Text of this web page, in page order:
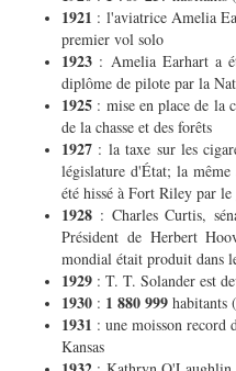
1921 : l'aviatrice Amelia
premier vol solo
1923 : Amelia Earhart a
diplôme de pilote par la
1925 : mise en place de la
de la chasse et des forêts
1927 : la taxe sur les
législature d'État; la même
été hissé à Fort Riley par
1928 : Charles Curtis,
Président de Herbert
mondial était produit dans
1929 : T. T. Solander est
1930 : 1 880 999 habitants
1931 : une moisson record
Kansas